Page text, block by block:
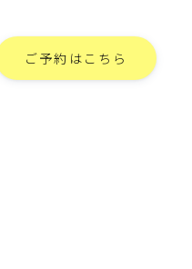
ご予約はこちら